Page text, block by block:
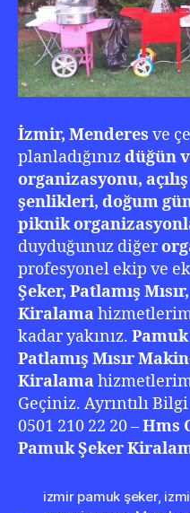
İzmir, Menderes ve
planladığınızdüğün
organizasyonu,
şenlikleri, doğum
piknik
duyduğunuz diğer
profesyonel ekip ve
Şeker, Patlamış
Kiralama
kadar yakınız.
Patlamış Mısır
Kiralama
Geçiniz. Ayrıntılı
0501 210 22 20 –Hms
Pamuk Şeker
izmir pamuk şeker,